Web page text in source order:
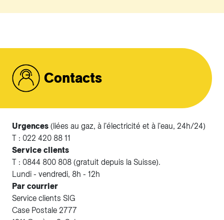
Contacts
Urgences (liées au gaz, à l'électricité et à l'eau, 24h/24)
T : 022 420 88 11
Service clients
T : 0844 800 808 (gratuit depuis la Suisse).
Lundi - vendredi, 8h - 12h
Par courrier
Service clients SIG
Case Postale 2777